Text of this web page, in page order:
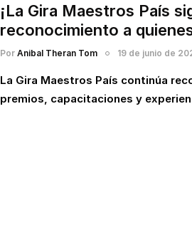
¡La Gira Maestros País
reconocimiento a
Por Anibal Theran Tom 19 de junio de
La Gira Maestros País continúa
premios, capacitaciones y